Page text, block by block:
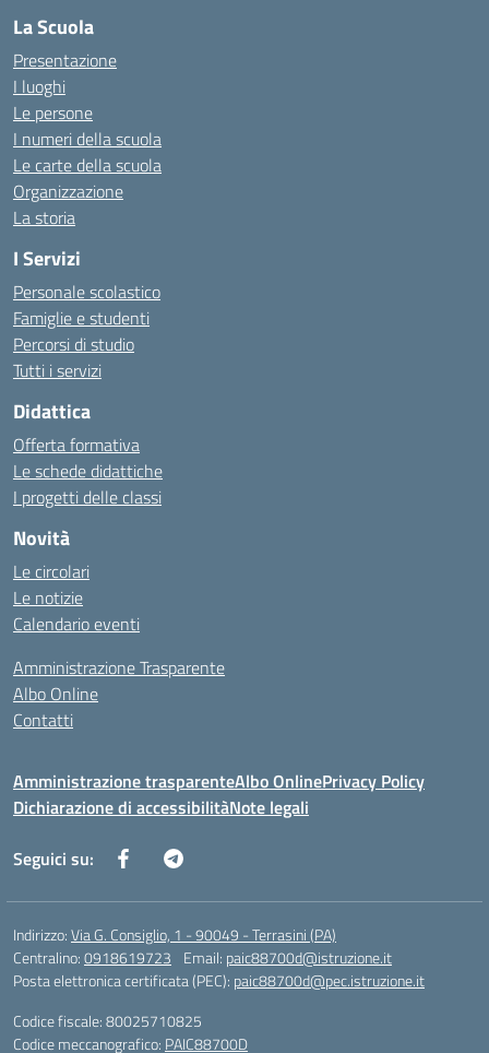
La Scuola
Presentazione
I luoghi
Le persone
I numeri della scuola
Le carte della scuola
Organizzazione
La storia
I Servizi
Personale scolastico
Famiglie e studenti
Percorsi di studio
Tutti i servizi
Didattica
Offerta formativa
Le schede didattiche
I progetti delle classi
Novità
Le circolari
Le notizie
Calendario eventi
Amministrazione Trasparente
Albo Online
Contatti
Amministrazione trasparenteAlbo OnlinePrivacy Policy
Dichiarazione di accessibilitàNote legali
Seguici su:
Indirizzo:Via G. Consiglio, 1 - 90049 - Terrasini (PA)
Centralino:0918619723 Email: paic88700d@istruzione.it
Posta elettronica certificata (PEC): paic88700d@pec.istruzione.it
Codice fiscale: 80025710825
Codice meccanografico: PAIC88700D